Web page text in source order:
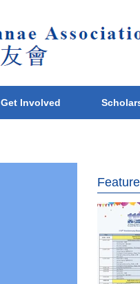
Get Involved